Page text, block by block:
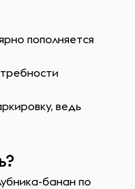
пополняется
ведь
банан по